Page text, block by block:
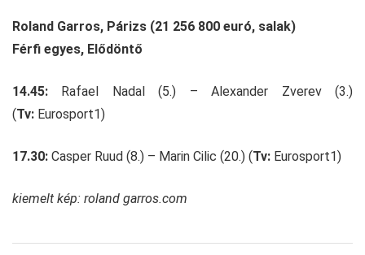
Roland Garros, Párizs (21 256 800 euró, salak)
Férfi egyes, Elődöntő
14.45: Rafael Nadal (5.) – Alexander Zverev (3.)
(Tv: Eurosport1)
17.30: Casper Ruud (8.) – Marin Cilic (20.) (Tv: Eurosport1)
kiemelt kép: roland garros.com